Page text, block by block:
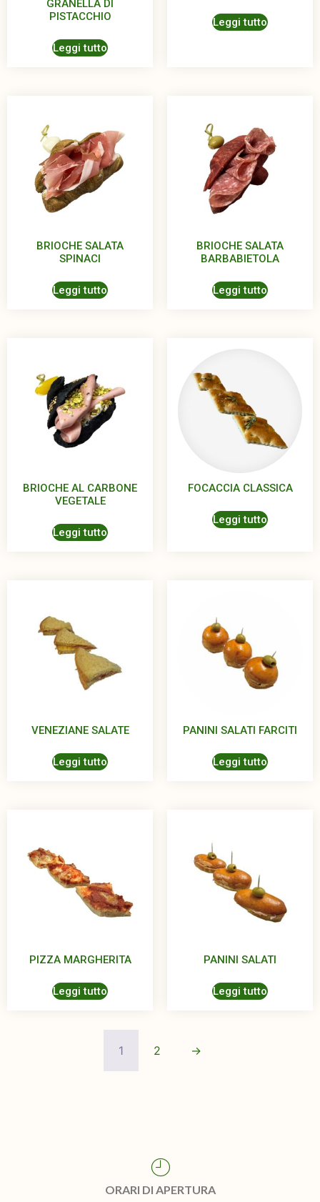
GRANELLA DI
PISTACCHIO
Leggi tutto
Leggi tutto
BRIOCHE SALATA
SPINACI
Leggi tutto
BRIOCHE SALATA
BARBABIETOLA
Leggi tutto
BRIOCHE AL CARBONE
VEGETALE
Leggi tutto
FOCACCIA CLASSICA
Leggi tutto
VENEZIANE SALATE
Leggi tutto
PANINI SALATI FARCITI
Leggi tutto
PIZZA MARGHERITA
Leggi tutto
PANINI SALATI
Leggi tutto
1 2 →
ORARI DI APERTURA